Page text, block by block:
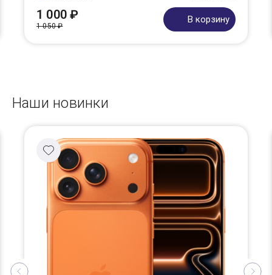
1 000 ₽
1 050 ₽
В корзину
Наши новинки